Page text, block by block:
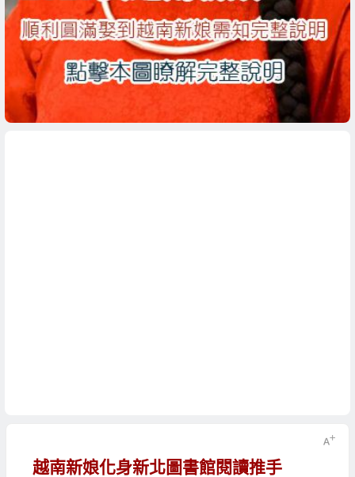
越南新娘化身新北圖書館閱讀推手